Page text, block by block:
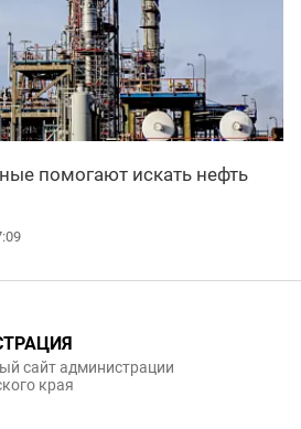
помогают искать нефть
сайт администрации
края